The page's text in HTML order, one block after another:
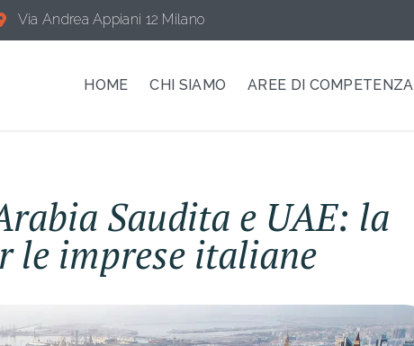
Via Andrea Appiani 12 Milano
HOME CHI SIAMO AREE DI COMPETENZA
Saudita e UAE: la
le imprese italiane